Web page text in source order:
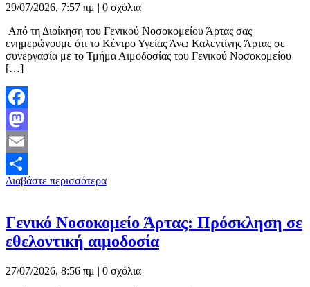
29/07/2026, 7:57 πμ | 0 σχόλια
Από τη Διοίκηση του Γενικού Νοσοκομείου Άρτας σας
ενημερώνουμε ότι το Κέντρο Υγείας Άνω Καλεντίνης Άρτας σε
συνεργασία με το Τμήμα Αιμοδοσίας του Γενικού Νοσοκομείου
[…]
Facebook
Mastodon
Email
Μοιραστείτε
Διαβάστε περισσότερα
Γενικό Νοσοκομείο Άρτας: Πρόσκληση σε
εθελοντική αιμοδοσία
27/07/2026, 8:56 πμ | 0 σχόλια